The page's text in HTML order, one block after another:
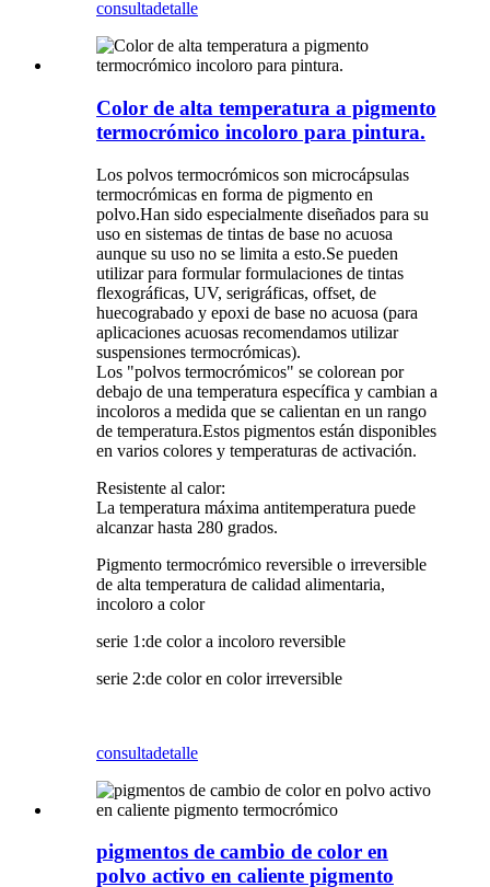
consultadetalle
Color de alta temperatura a pigmento
termocrómico incoloro para pintura.
Los polvos termocrómicos son microcápsulas
termocrómicas en forma de pigmento en
polvo.Han sido especialmente diseñados para su
uso en sistemas de tintas de base no acuosa
aunque su uso no se limita a esto.Se pueden
utilizar para formular formulaciones de tintas
flexográficas, UV, serigráficas, offset, de
huecograbado y epoxi de base no acuosa (para
aplicaciones acuosas recomendamos utilizar
suspensiones termocrómicas).
Los "polvos termocrómicos" se colorean por
debajo de una temperatura específica y cambian a
incoloros a medida que se calientan en un rango
de temperatura.Estos pigmentos están disponibles
en varios colores y temperaturas de activación.
Resistente al calor:
La temperatura máxima antitemperatura puede
alcanzar hasta 280 grados.
Pigmento termocrómico reversible o irreversible
de alta temperatura de calidad alimentaria,
incoloro a color
serie 1:de color a incoloro reversible
serie 2:de color en color irreversible
consultadetalle
pigmentos de cambio de color en
polvo activo en caliente pigmento